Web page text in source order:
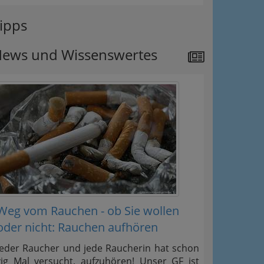
und Wissenswertes
vom Rauchen - ob Sie wollen
nicht: Rauchen aufhören
Raucher und jede Raucherin hat schon
Mal versucht, aufzuhören! Unser GF ist